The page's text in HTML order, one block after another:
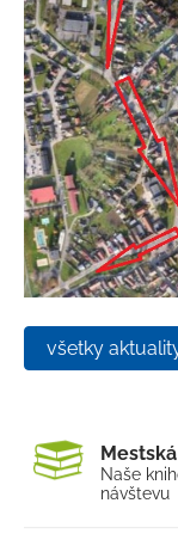
všetky
Naše
návštevu